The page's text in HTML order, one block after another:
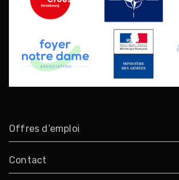
Offres d’emploi
Contact